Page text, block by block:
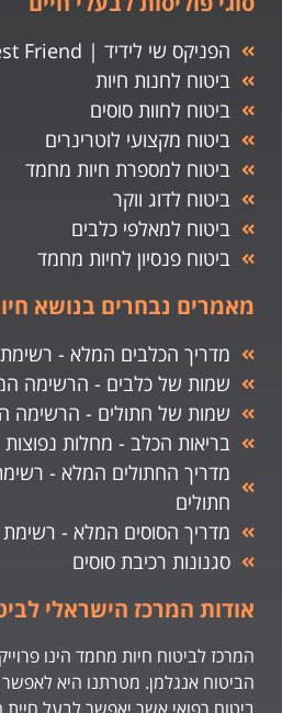
הפניקס שי לידיד | Best Friend
ביטוח לחנות חיות
ביטוח לחוות סוסים
ביטוח מקצועי לוטרינרים
ביטוח למספרת חיות מחמד
ביטוח לדוג ווקר
ביטוח למאלפי כלבים
ביטוח פנסיון לחיות מחמד
מאמרים נבחרים בנושא
מדריך הכלבים המלא - רשימת
שמות של כלבים - הרשימה
שמות של חתולים - הרשימה
בריאות הכלב - מחלות נפוצות
מדריך החתולים המלא - רשימת
חתולים
מדריך הסוסים המלא - רשימת
סגנונות רכיבת סוסים
אודות המרכז הישראלי
המרכז לביטוח חיות מחמד הינו
הביטוח אנגלמן. מטרתנו היא